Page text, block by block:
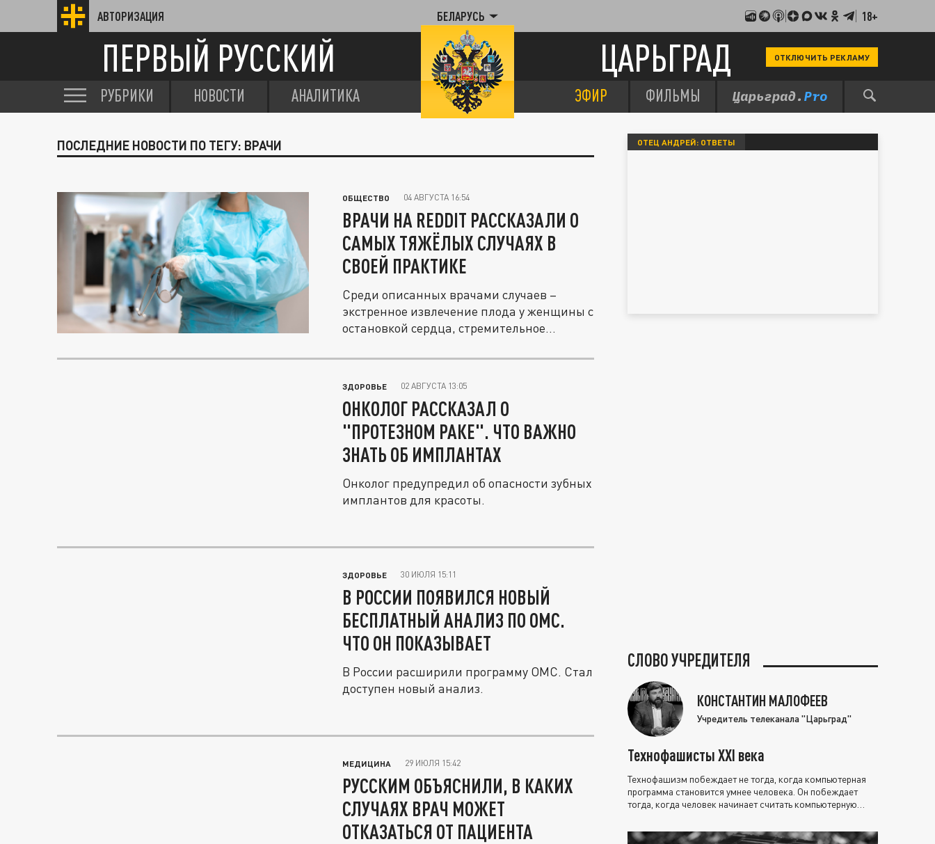
АВТОРИЗАЦИЯ БЕЛАРУСЬ 18+
ПЕРВЫЙ РУССКИЙ ЦАРЬГРАД ОТКЛЮЧИТЬ РЕКЛАМУ
РУБРИКИ НОВОСТИ АНАЛИТИКА ЭФИР ФИЛЬМЫ
ПОСЛЕДНИЕ НОВОСТИ ПО ТЕГУ: ВРАЧИ
ОБЩЕСТВО 04 АВГУСТА 16:54
ВРАЧИ НА REDDIT РАССКАЗАЛИ О
САМЫХ ТЯЖЁЛЫХ СЛУЧАЯХ В
СВОЕЙ ПРАКТИКЕ
Среди описанных врачами случаев –
экстренное извлечение плода у женщины с
остановкой сердца, стремительное...
ЗДОРОВЬЕ 02 АВГУСТА 13:05
ОНКОЛОГ РАССКАЗАЛ О
"ПРОТЕЗНОМ РАКЕ". ЧТО ВАЖНО
ЗНАТЬ ОБ ИМПЛАНТАХ
Онколог предупредил об опасности зубных
имплантов для красоты.
ЗДОРОВЬЕ 30 ИЮЛЯ 15:11
В РОССИИ ПОЯВИЛСЯ НОВЫЙ
БЕСПЛАТНЫЙ АНАЛИЗ ПО ОМС.
ЧТО ОН ПОКАЗЫВАЕТ
В России расширили программу ОМС. Стал
доступен новый анализ.
МЕДИЦИНА 29 ИЮЛЯ 15:42
РУССКИМ ОБЪЯСНИЛИ, В КАКИХ
СЛУЧАЯХ ВРАЧ МОЖЕТ
ОТКАЗАТЬСЯ ОТ ПАЦИЕНТА
ОТЕЦ АНДРЕЙ: ОТВЕТЫ
СЛОВО УЧРЕДИТЕЛЯ
КОНСТАНТИН МАЛОФЕЕВ
Учредитель телеканала "Царьград"
Технофашисты XXI века
Технофашизм побеждает не тогда, когда компьютерная
программа становится умнее человека. Он побеждает
тогда, когда человек начинает считать компьютерную